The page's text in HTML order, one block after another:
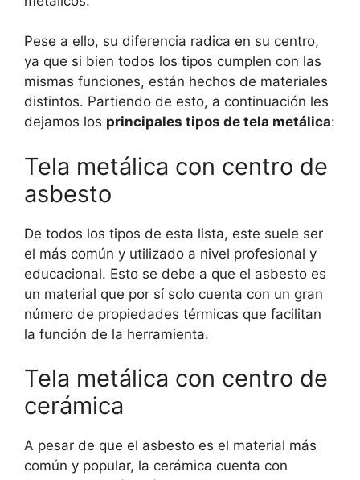
Pese a ello, su diferencia radica en su centro,
ya que si bien todos los tipos cumplen con las
mismas funciones, están hechos de materiales
distintos. Partiendo de esto, a continuación les
dejamos los principales tipos de tela metálica:
Tela metálica con centro de
asbesto
De todos los tipos de esta lista, este suele ser
el más común y utilizado a nivel profesional y
educacional. Esto se debe a que el asbesto es
un material que por sí solo cuenta con un gran
número de propiedades térmicas que facilitan
la función de la herramienta.
Tela metálica con centro de
cerámica
A pesar de que el asbesto es el material más
común y popular, la cerámica cuenta con